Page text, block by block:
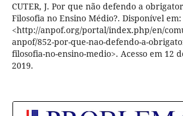
CUTER, J. Por que não defendo a
Filosofia no Ensino Médio?. Disponível em:
<http://anpof.org/portal/index.php/en/
anpof/852-por-que-nao-defendo-a-
filosofia-no-ensino-medio>. Acesso em 12
2019.